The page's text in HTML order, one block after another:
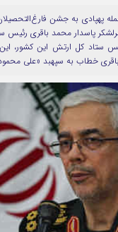
پهپادی به جشن
پاسدار محمد باقری رئیس
ستاد کل ارتش این کشور،
خطاب به سپهبد «علی